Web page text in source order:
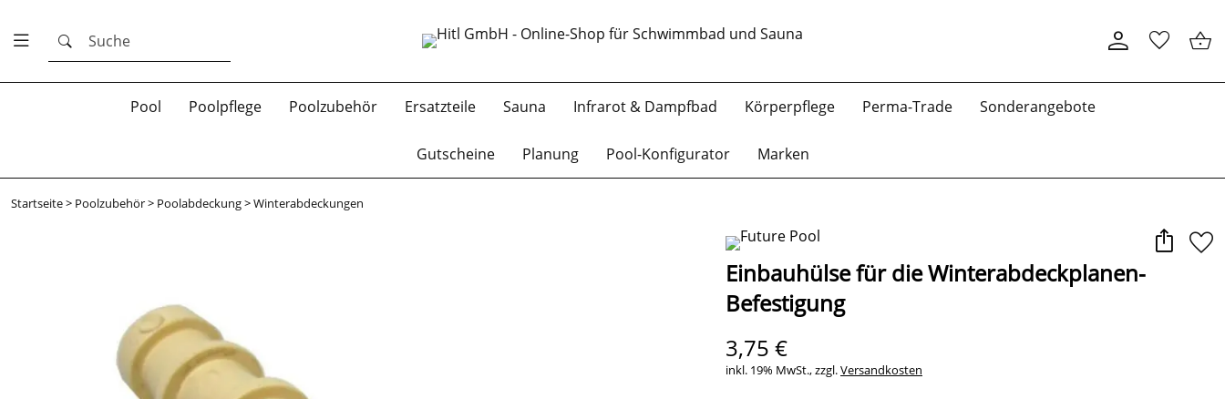
Suche
Pool Poolpflege Poolzubehör Ersatzteile Sauna Infrarot & Dampfbad Körperpflege Perma-Trade Sonderangebote
Gutscheine Planung Pool-Konfigurator Marken
Startseite> Poolzubehör> Poolabdeckung>Winterabdeckungen
Einbauhülse für die Winterabdeckplanen-
Befestigung
3,75 €
inkl. 19% MwSt., zzgl.Versandkosten